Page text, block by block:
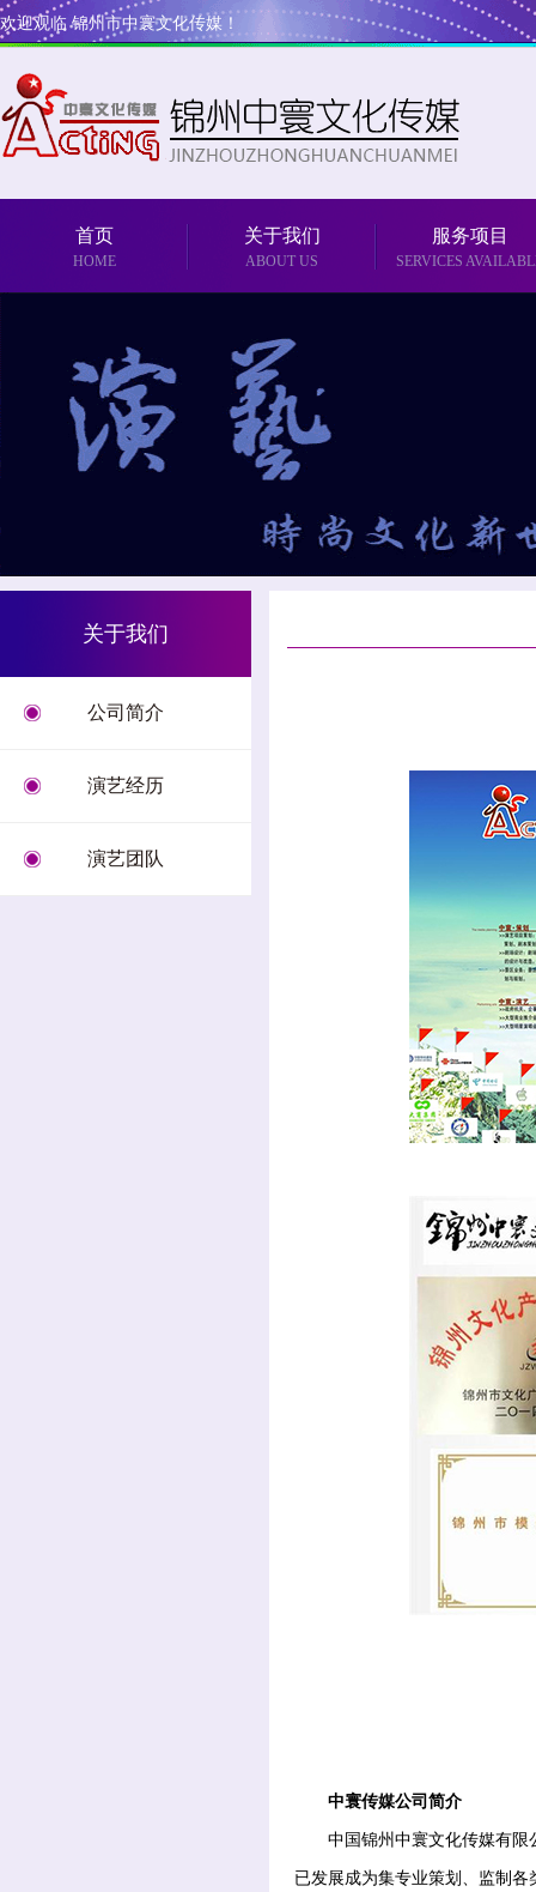
欢迎观临 锦州市中寰文化传媒！
首页
HOME
关于我们
ABOUT US
服务项目
SERVICES
关于我们
公司简介
演艺经历
演艺团队
中寰传媒公司简介
中国锦州中寰文化传媒有限公
已发展成为集专业策划、监制